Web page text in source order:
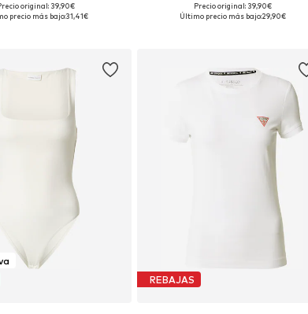
XS, S, M, L, XL
original: 39,90€
precio más bajo:31,41€
Tallas disponibles: XS, S, M, L, XL, XXL
Precio original: 39,90€
Último precio más bajo:29,90€
REBAJAS